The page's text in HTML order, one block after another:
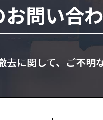
問い合
に関して、ご不明